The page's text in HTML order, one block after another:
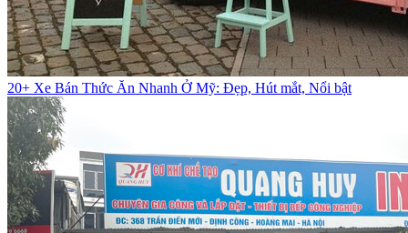
20+ Xe Bán Thức Ăn Nhanh Ở Mỹ: Đẹp, Hút mắt, Nổi bật